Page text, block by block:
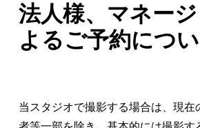
法人様、マネー
よるご予約につ
当スタジオで撮影する場合は、現在